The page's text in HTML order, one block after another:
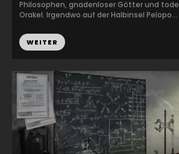
Philosophen, gnadenloser Götter und
Orakel. Irgendwo auf der Halbinsel Pelopo...
WEITER